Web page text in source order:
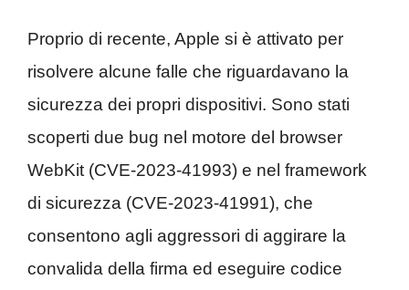
Proprio di recente, Apple si è attivato per
risolvere alcune falle che riguardavano la
sicurezza dei propri dispositivi. Sono stati
scoperti due bug nel motore del browser
WebKit (CVE-2023-41993) e nel framework
di sicurezza (CVE-2023-41991), che
consentono agli aggressori di aggirare la
convalida della firma ed eseguire codice